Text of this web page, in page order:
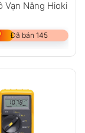
Vạn Năng Hioki
Đã bán 145